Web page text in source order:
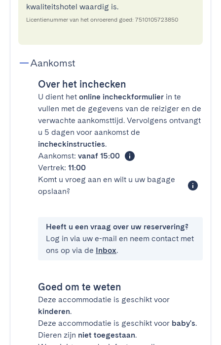
kwaliteitshotel waardig is.
Licentienummer van het onroerend goed: 7510105723850
Aankomst
Over het inchecken
U dient het online incheckformulier in te
vullen met de gegevens van de reiziger en de
verwachte aankomsttijd. Vervolgens ontvangt
u 5 dagen voor aankomst de
incheckinstructies.
Aankomst: vanaf 15:00
Vertrek: 11:00
Komt u vroeg aan en wilt u uw bagage
opslaan?
Heeft u een vraag over uw reservering?
Log in via uw e-mail en neem contact met
ons op via de Inbox.
Goed om te weten
Deze accommodatie is geschikt voor
kinderen.
Deze accommodatie is geschikt voor baby's.
Dieren zijn niet toegestaan.